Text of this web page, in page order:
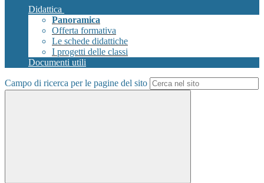
Didattica
Panoramica
Offerta formativa
Le schede didattiche
I progetti delle classi
Documenti utili
Campo di ricerca per le pagine del sito